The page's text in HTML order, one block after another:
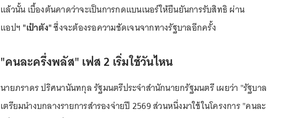
แล้วนั้น เบื้องต้นคาดว่าจะเป็นการกดแบนเนอร์ให้ยืนยันการรับสิทธิ ผ่าน
แอปฯ "เป๋าตัง"ซึ่งจะต้องรอความชัดเจนจากทางรัฐบาลอีกครั้ง
"คนละครึ่งพลัส" เฟส 2 เริ่มใช้วันไหน
นายภราดร ปริศนานันทกุล รัฐมนตรีประจำสำนักนายกรัฐมนตรี เผยว่า "รัฐบาล
เตรียมนำงบกลางรายการสำรองจ่ายปี 2569 ส่วนหนึ่งมาใช้ในโครงการ "คนละ